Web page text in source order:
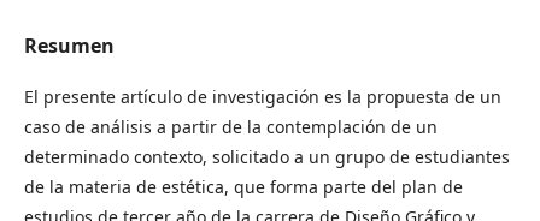
Resumen
El presente artículo de investigación es la propuesta de un
caso de análisis a partir de la contemplación de un
determinado contexto, solicitado a un grupo de estudiantes
de la materia de estética, que forma parte del plan de